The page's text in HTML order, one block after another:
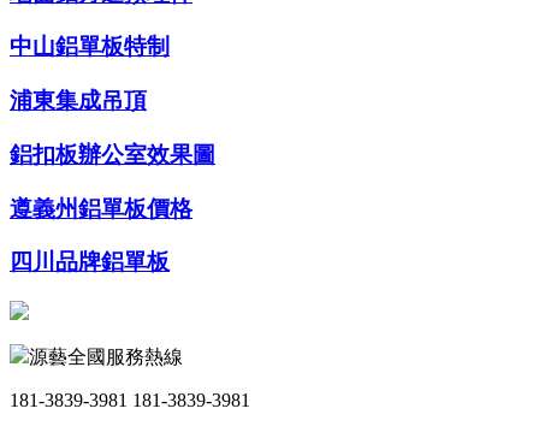
中山鋁單板特制
浦東集成吊頂
鋁扣板辦公室效果圖
遵義州鋁單板價格
四川品牌鋁單板
源藝全國服務熱線
181-3839-3981 181-3839-3981